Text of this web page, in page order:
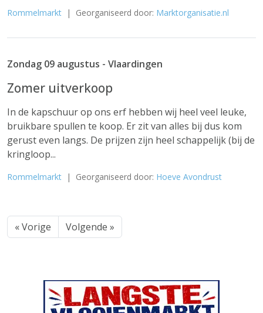
Rommelmarkt | Georganiseerd door: Marktorganisatie.nl
Zondag 09 augustus - Vlaardingen
Zomer uitverkoop
In de kapschuur op ons erf hebben wij heel veel leuke,
bruikbare spullen te koop. Er zit van alles bij dus kom
gerust even langs. De prijzen zijn heel schappelijk (bij de
kringloop...
Rommelmarkt | Georganiseerd door: Hoeve Avondrust
« Vorige Volgende »